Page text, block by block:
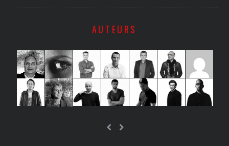
AUTEURS